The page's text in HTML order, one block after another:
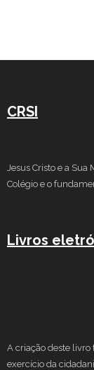
CRSI
Jesus Cristo e a
Colégio e o
Livros
A criação deste
exercício da